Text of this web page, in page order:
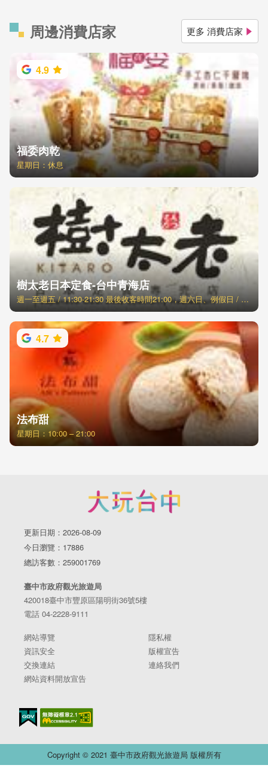
周邊消費店家 更多 消費店家
4.9
福委肉乾
星期日：休息
樹太老日本定食-台中青海店
週一至週五 / 11:30-21:30 最後收客時間21:00，週六日、例假日 / 11:00-21:30 最後收客時間21:00
4.7
法布甜
星期日：10:00 – 21:00
更新日期：2026-08-09
今日瀏覽：17886
總訪客數：259001769
臺中市政府觀光旅遊局
420018臺中市豐原區陽明街36號5樓
電話 04-2228-9111
網站導覽
隱私權
資訊安全
版權宣告
交換連結
連絡我們
網站資料開放宣告
Copyright © 2021 臺中市政府觀光旅遊局 版權所有